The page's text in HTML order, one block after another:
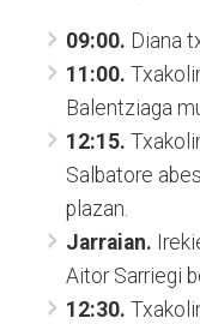
09:00. Diana
11:00.
Balentziaga
12:15.
Salbatore
plazan.
Jarraian.
Aitor Sarriegi
12:30.